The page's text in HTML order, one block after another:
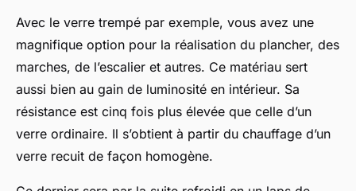
Avec le verre trempé par exemple, vous avez une
magnifique option pour la réalisation du plancher, des
marches, de l’escalier et autres. Ce matériau sert
aussi bien au gain de luminosité en intérieur. Sa
résistance est cinq fois plus élevée que celle d’un
verre ordinaire. Il s’obtient à partir du chauffage d’un
verre recuit de façon homogène.